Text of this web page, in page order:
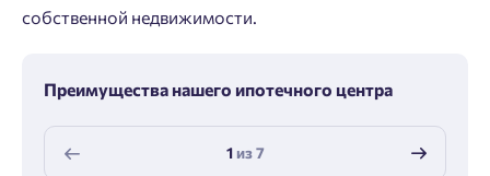
собственной недвижимости.
Преимущества нашего ипотечного центра
1из7